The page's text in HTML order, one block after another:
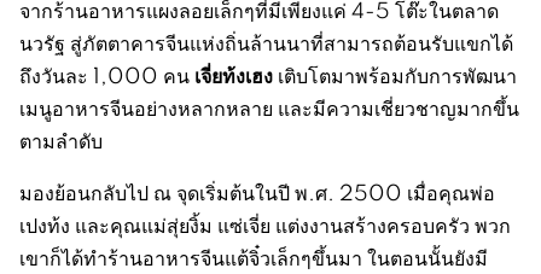
จากร้านอาหารแผงลอยเล็กๆที่มีเพียงแค่ 4-5 โต๊ะในตลาด
นวรัฐ สู่ภัตตาคารจีนแห่งถิ่นล้านนาที่สามารถต้อนรับแขกได้
ถึงวันละ 1,000 คน เจี่ยท้งเฮง เติบโตมาพร้อมกับการพัฒนา
เมนูอาหารจีนอย่างหลากหลาย และมีความเชี่ยวชาญมากขึ้น
ตามลำดับ
มองย้อนกลับไป ณ จุดเริ่มต้นในปี พ.ศ. 2500 เมื่อคุณพ่อ
เปงท้ง และคุณแม่สุ่ยงิ้ม แซ่เจี่ย แต่งงานสร้างครอบครัว พวก
เขาก็ได้ทำร้านอาหารจีนแต้จิ๋วเล็กๆขึ้นมา ในตอนนั้นยังมี